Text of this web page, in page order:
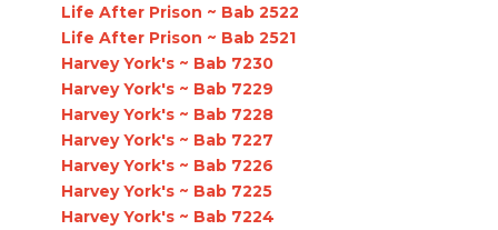
Life After Prison ~ Bab 2522
Life After Prison ~ Bab 2521
Harvey York's ~ Bab 7230
Harvey York's ~ Bab 7229
Harvey York's ~ Bab 7228
Harvey York's ~ Bab 7227
Harvey York's ~ Bab 7226
Harvey York's ~ Bab 7225
Harvey York's ~ Bab 7224